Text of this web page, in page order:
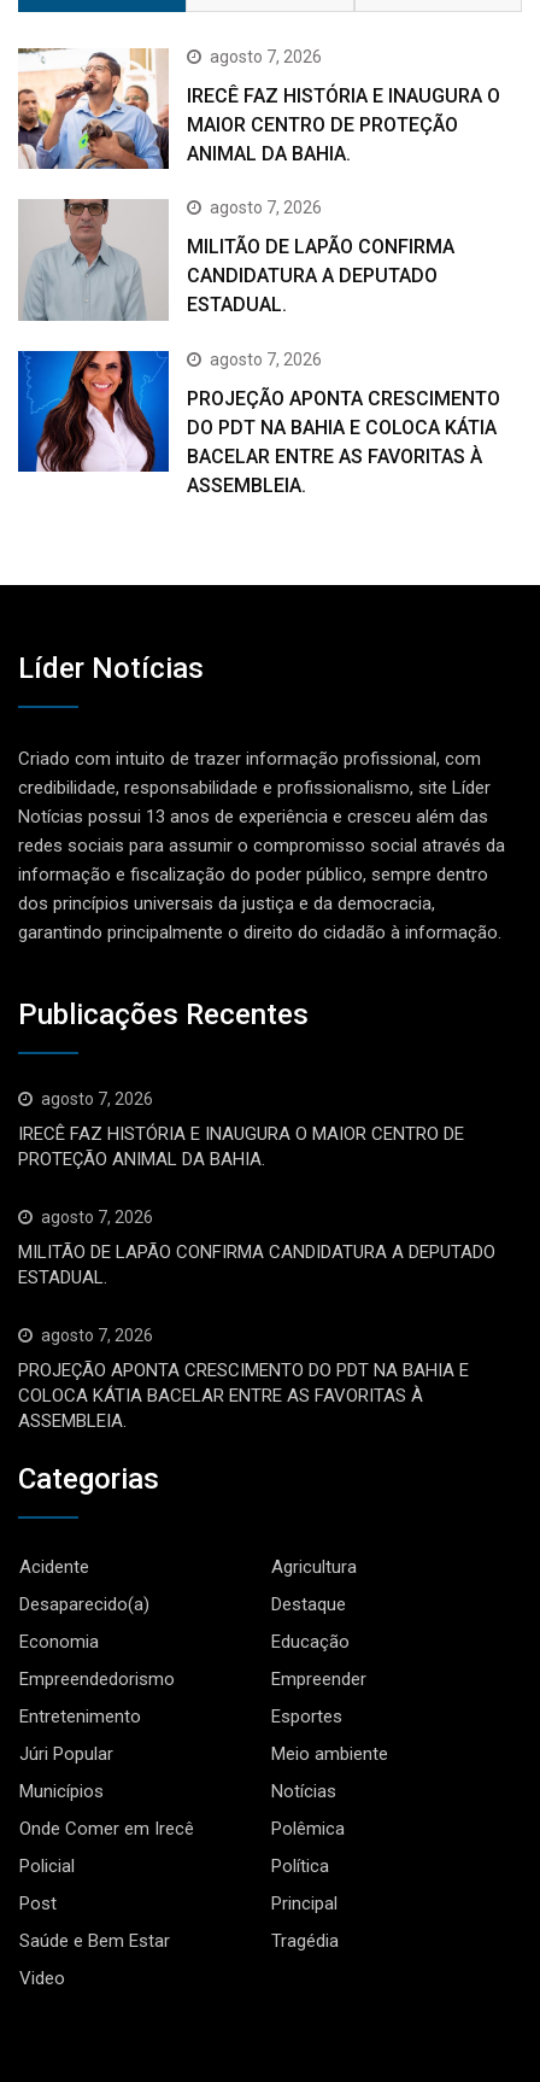
agosto 7, 2026
IRECÊ FAZ HISTÓRIA E INAUGURA O
MAIOR CENTRO DE PROTEÇÃO
ANIMAL DA BAHIA.
agosto 7, 2026
MILITÃO DE LAPÃO CONFIRMA
CANDIDATURA A DEPUTADO
ESTADUAL.
agosto 7, 2026
PROJEÇÃO APONTA CRESCIMENTO
DO PDT NA BAHIA E COLOCA KÁTIA
BACELAR ENTRE AS FAVORITAS À
ASSEMBLEIA.
Líder Notícias
Criado com intuito de trazer informação profissional, com
credibilidade, responsabilidade e profissionalismo, site Líder
Notícias possui 13 anos de experiência e cresceu além das
redes sociais para assumir o compromisso social através da
informação e fiscalização do poder público, sempre dentro
dos princípios universais da justiça e da democracia,
garantindo principalmente o direito do cidadão à informação.
Publicações Recentes
agosto 7, 2026
IRECÊ FAZ HISTÓRIA E INAUGURA O MAIOR CENTRO DE
PROTEÇÃO ANIMAL DA BAHIA.
agosto 7, 2026
MILITÃO DE LAPÃO CONFIRMA CANDIDATURA A DEPUTADO
ESTADUAL.
agosto 7, 2026
PROJEÇÃO APONTA CRESCIMENTO DO PDT NA BAHIA E
COLOCA KÁTIA BACELAR ENTRE AS FAVORITAS À
ASSEMBLEIA.
Categorias
Acidente
Agricultura
Desaparecido(a)
Destaque
Economia
Educação
Empreendedorismo
Empreender
Entretenimento
Esportes
Júri Popular
Meio ambiente
Municípios
Notícias
Onde Comer em Irecê
Polêmica
Policial
Política
Post
Principal
Saúde e Bem Estar
Tragédia
Video